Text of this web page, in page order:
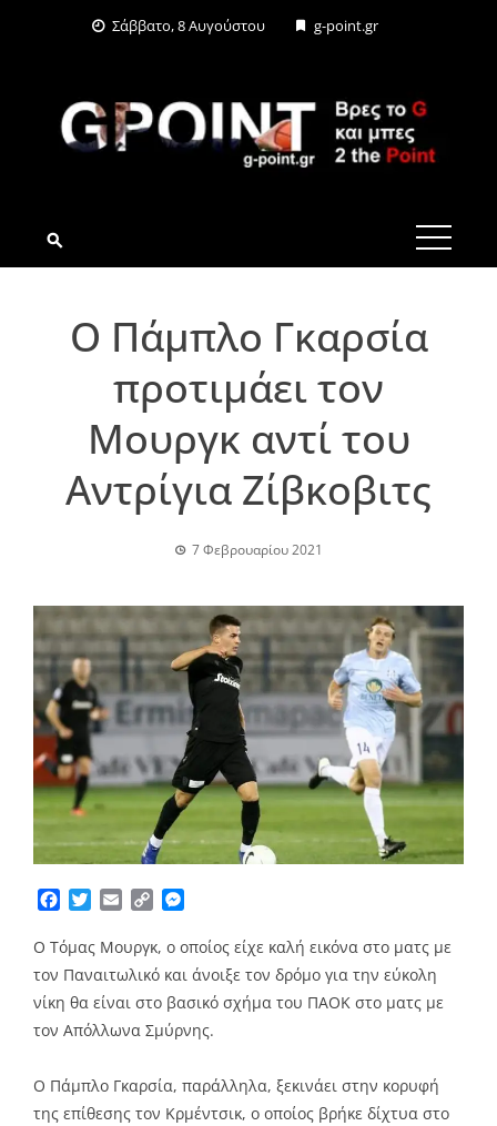
Σάββατο, 8 Αυγούστου g-point.gr
G-POINT.GR
Ο Πάμπλο Γκαρσία
προτιμάει τον
Μουργκ αντί του
Αντρίγια Ζίβκοβιτς
7 Φεβρουαρίου 2021
Facebook
TwitterEmailCopy
Ο Τόμας Μουργκ, ο οποίος είχε καλή εικόνα στο ματς με
τον Παναιτωλικό και άνοιξε τον δρόμο για την εύκολη
νίκη θα είναι στο βασικό σχήμα του ΠΑΟΚ στο ματς με
τον Απόλλωνα Σμύρνης.
Ο Πάμπλο Γκαρσία, παράλληλα, ξεκινάει στην κορυφή
της επίθεσης τον Κρμέντσικ, ο οποίος βρήκε δίχτυα στο